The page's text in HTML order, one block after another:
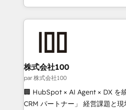
we combine local insight with
help businesses grow through
AI and strategy. For over 12 years, we’ve delivered
end solutions that integrate
inbound and loop marketing,
creativity. Our multicultural
Portuguese, and English to
that drive measurable growth. 🌎 Highlights: • 10+
株式会社100
par 株式会社100
🏢 HubSpot × AI Agent × DX を
CRM パートナー」 経営課題と現場業務をつなぐAIネイ